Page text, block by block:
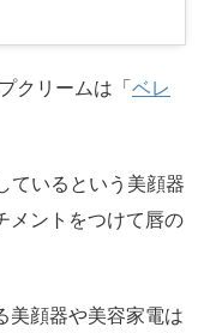
クリームは「ベレ
ているという美顔器
メントをつけて唇の
美顔器や美容家電は